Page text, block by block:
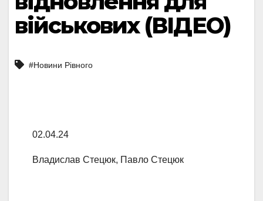
військових (ВІДЕО)
#Новини Рівного
02.04.24
Владислав Стецюк, Павло Стецюк